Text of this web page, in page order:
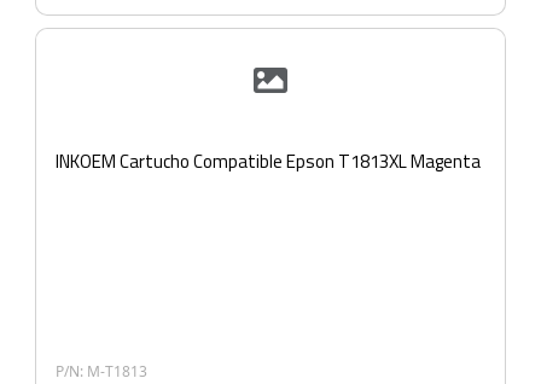
INKOEM Cartucho Compatible Epson T1813XL Magenta
P/N: M-T1813